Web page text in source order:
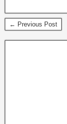
← Previous Post